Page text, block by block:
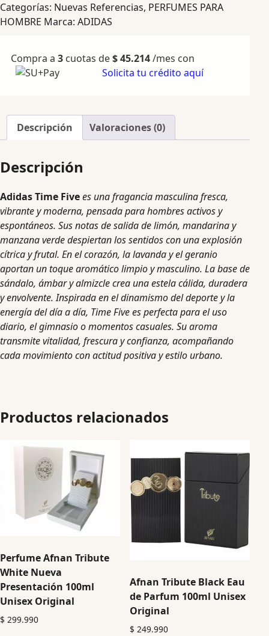
Categorías: Nuevas Referencias, PERFUMES PARA
HOMBRE Marca: ADIDAS
Compra a 3 cuotas de$45.214/mes con
Solicita tu crédito aquí
Descripción Valoraciones (0)
Descripción
Adidas Time Fivees una fragancia masculina fresca,
vibrante y moderna, pensada para hombres activos y
espontáneos. Sus notas de salida de limón, mandarina y
manzana verde despiertan los sentidos con una explosión
cítrica y frutal. En el corazón, la lavanda y el geranio
aportan un toque aromático limpio y masculino. La base de
sándalo, ámbar y almizcle crea una estela cálida, duradera
y envolvente. Inspirada en el dinamismo del deporte y la
energía del día a día, Time Five es perfecta para el uso
diario, el gimnasio o momentos casuales. Su aroma
transmite vitalidad, frescura y confianza, acompañando
cada movimiento con actitud positiva y estilo urbano.
Productos relacionados
Perfume Afnan Tribute
White Nueva
Presentación 100ml
Unisex Original
$ 299.990
Afnan Tribute Black Eau
de Parfum 100ml Unisex
Original
$ 249.990